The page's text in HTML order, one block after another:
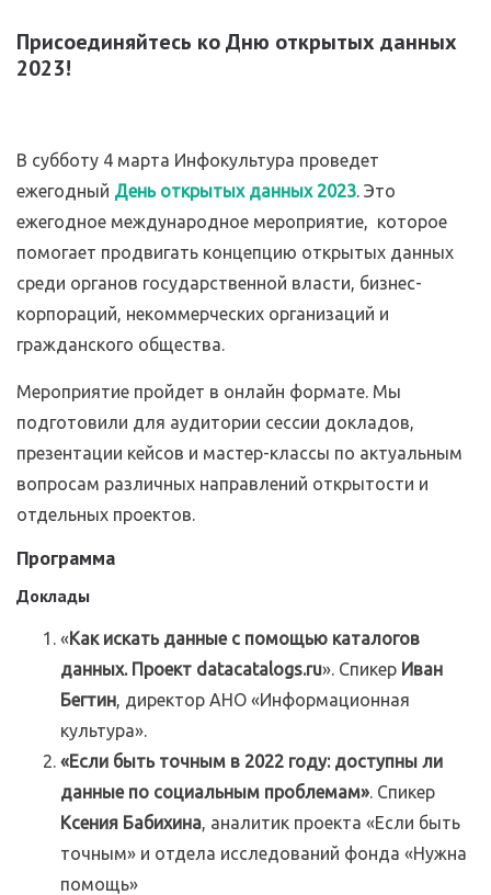
Присоединяйтесь коДню открытых данных
2023!
В субботу 4 марта Инфокультура проведет
ежегодный День открытых данных 2023. Это
ежегодное международное мероприятие, которое
помогает продвигать концепцию открытых данных
среди органов государственной власти, бизнес-
корпораций, некоммерческих организаций и
гражданского общества.
Мероприятие пройдет в онлайн формате. Мы
подготовили для аудитории сессии докладов,
презентации кейсов и мастер-классы по актуальным
вопросам различных направлений открытости и
отдельных проектов.
Программа
Доклады
«Как искать данные с помощью каталогов
данных. Проект datacatalogs.ru». Спикер Иван
Бегтин, директор АНО «Информационная
культура».
«Если быть точным в 2022 году: доступны ли
данные по социальным проблемам». Спикер
Ксения Бабихина, аналитик проекта «Если быть
точным» и отдела исследований фонда «Нужна
помощь»